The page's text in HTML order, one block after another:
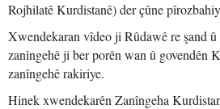
Rojhilatê Kurdistanê) der çûne
Xwendekaran vîdeo ji Rûdawê re şand
zanîngehê ji ber porên wan û govendên
zanîngehê rakiriye.
Hinek xwendekarên Zanîngeha